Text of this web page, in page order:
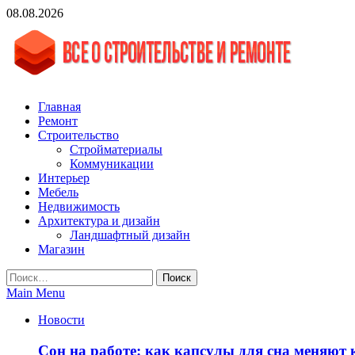
Skip
content
08.08.2026
vgasa.ru
Строительный журнал. Всё о строительстве и ремонтах
Главная
Ремонт
Строительство
Стройматериалы
Коммуникации
Интерьер
Мебель
Недвижимость
Архитектура и дизайн
Ландшафтный дизайн
Магазин
Найти:
Main Menu
Новости
Сон на работе: как капсулы для сна меняют